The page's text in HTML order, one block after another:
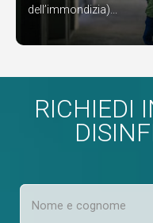
dell’immondizia)...
RICHIEDI